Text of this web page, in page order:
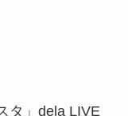
タ」dela LIVE